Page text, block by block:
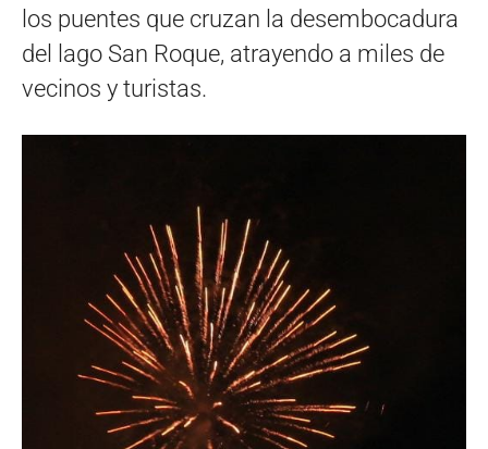
los puentes que cruzan la desembocadura
del lago San Roque, atrayendo a miles de
vecinos y turistas.